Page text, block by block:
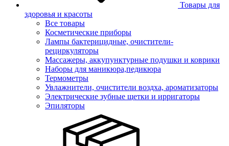
Товары для
здоровья и красоты
Все товары
Косметические приборы
Лампы бактерицидные, очистители-
рециркуляторы
Массажеры, аккупунктурные подушки и коврики
Наборы для маникюра,педикюра
Термометры
Увлажнители, очистители воздха, ароматизаторы
Электрические зубные щетки и ирригаторы
Эпиляторы